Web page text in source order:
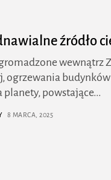
źródło
wewnątrz
planety, powstające...
8 MARCA, 2025